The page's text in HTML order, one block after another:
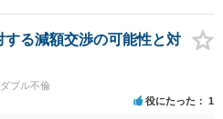
含む１００万円の貸付に至るまでの
等を踏まえて、関係を清算するため
性はあると考えます。 ② 「今後一
」というLINEや誓約書は、裁判上
のやり取りや誓約書の具体的内容
きませんが、一定の証拠価値はある
る減額交渉の可能性と対
ブル不倫
役にたった 1